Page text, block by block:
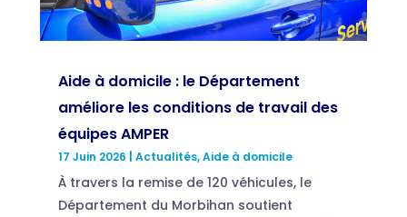
Aide à domicile : le Département
améliore les conditions de travail des
équipes AMPER
17 Juin 2026 Actualités,Aide à domicile
À travers la remise de 120 véhicules, le
Département du Morbihan soutient